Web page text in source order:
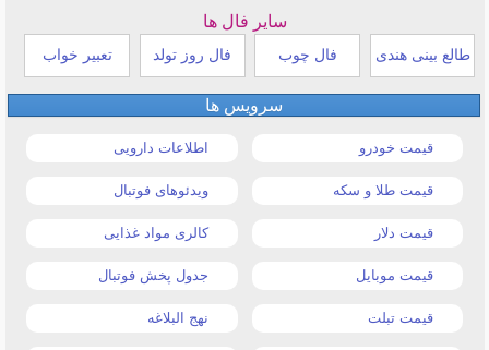
سایر فال ها
طالع بینی هندی فال چوب فال روز تولد تعبیر خواب
سرویس ها
قیمت خودرو اطلاعات دارویی
قیمت طلا و سکه ویدئوهای فوتبال
قیمت دلار کالری مواد غذایی
قیمت موبایل جدول پخش فوتبال
قیمت تبلت نهج البلاغه